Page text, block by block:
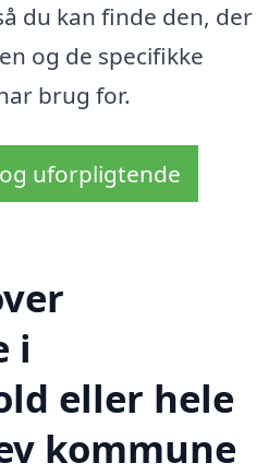
du kan finde den, der
og de specifikke
brug for.
uforpligtende
i
eller hele
kommune